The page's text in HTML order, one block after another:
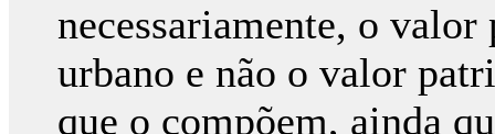
necessariamente, o
urbano e não o valor
que o compõem, ainda